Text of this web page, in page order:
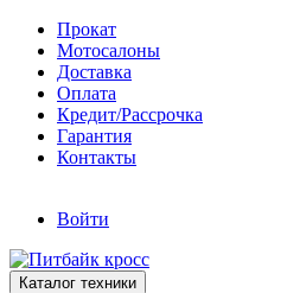
Прокат
Мотосалоны
Доставка
Оплата
Кредит/Рассрочка
Гарантия
Контакты
Войти
Каталог техники